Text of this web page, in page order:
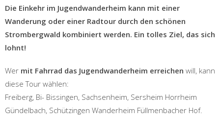
Die Einkehr im Jugendwanderheim kann mit einer
Wanderung oder einer Radtour durch den schönen
Strombergwald kombiniert werden. Ein tolles Ziel, das sich
lohnt!
Wer mit Fahrrad das Jugendwanderheim erreichen will, kann
diese Tour wählen:
Freiberg, Bi- Bissingen, Sachsenheim, Sersheim Horrheim
Gündelbach, Schützingen Wanderheim Füllmenbacher Hof.